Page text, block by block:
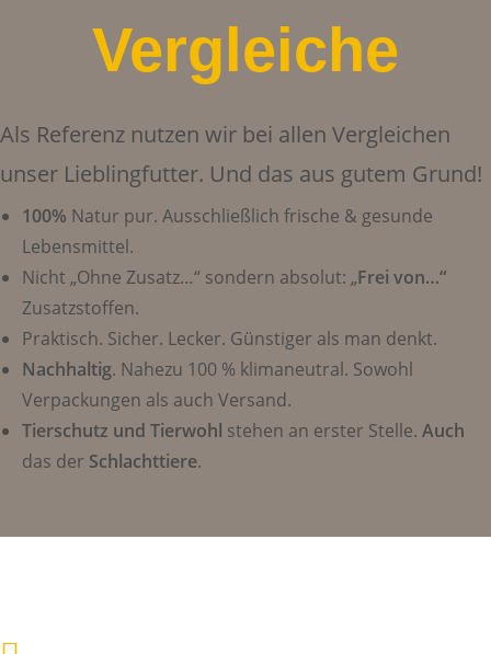
Vergleiche
Als Referenz nutzen wir bei allen Vergleichen
unser Lieblingfutter. Und das aus gutem Grund!
100% Natur pur. Ausschließlich frische & gesunde
Lebensmittel.
Nicht „Ohne Zusatz…“ sondern absolut: „Frei von…“
Zusatzstoffen.
Praktisch. Sicher. Lecker. Günstiger als man denkt.
Nachhaltig. Nahezu 100 % klimaneutral. Sowohl
Verpackungen als auch Versand.
Tierschutz und Tierwohl stehen an erster Stelle. Auch
das der Schlachttiere.